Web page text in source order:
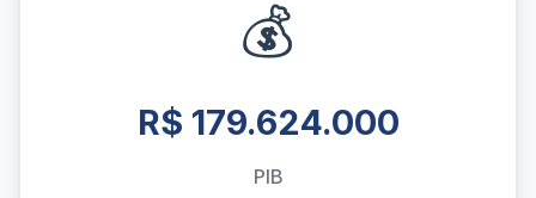
💰
R$ 179.624.000
PIB